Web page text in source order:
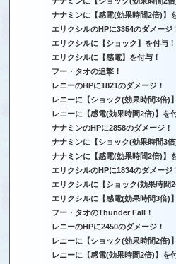
ナナミンに【感電(効果時間2倍)】
エリクシルのHPに3354のダメージ
エリクシルに【ショック】を付与！
エリクシルに【感電】を付与！
フー・タオの追撃！
レニーのHPに1821のダメージ！
レニーに【ショック(効果時間3倍)
レニーに【感電(効果時間2倍)】を
ナナミンのHPに2858のダメージ！
ナナミンに【ショック(効果時間3倍
ナナミンに【感電(効果時間2倍)】
エリクシルのHPに1834のダメージ
エリクシルに【ショック(効果時間2
エリクシルに【感電(効果時間3倍)
フー・タオのThunder Fall！
レニーのHPに2450のダメージ！
レニーに【ショック(効果時間2倍)
レニーに【感電(効果時間2倍)】を